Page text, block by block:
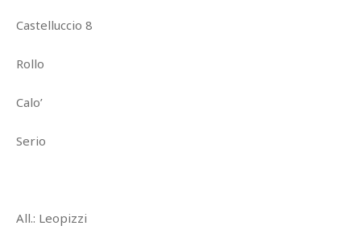
Castelluccio 8
Rollo
Calo’
Serio
All.: Leopizzi